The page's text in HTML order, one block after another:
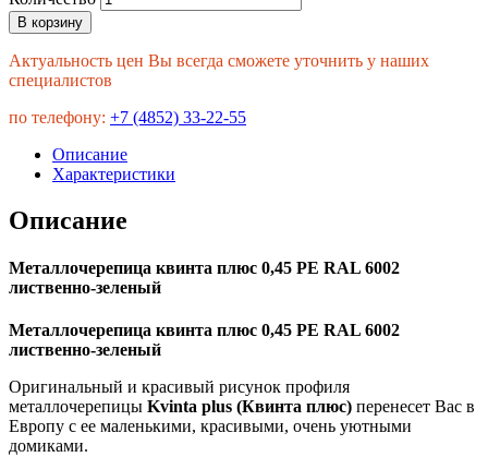
В корзину
Актуальность цен Вы всегда сможете уточнить у наших
специалистов
по телефону: +7 (4852) 33-22-55
Описание
Характеристики
Описание
Металлочерепица квинта плюс 0,45 PE RAL 6002
лиственно-зеленый
Металлочерепица квинта плюс 0,45 PE RAL 6002
лиственно-зеленый
Оригинальный и красивый рисунок профиля
металлочерепицы Kvinta plus (Квинта плюс) перенесет Вас в
Европу с ее маленькими, красивыми, очень уютными
домиками.